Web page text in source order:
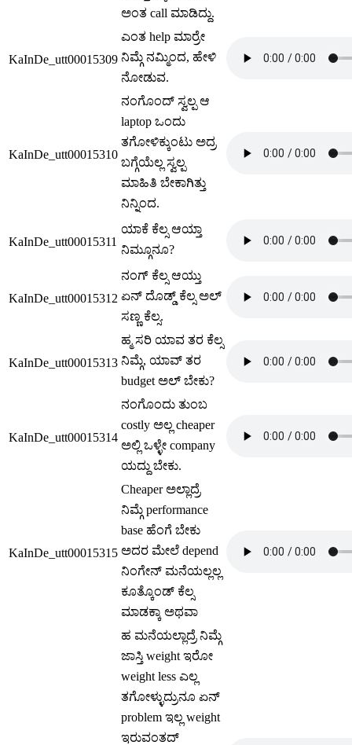
ಅಂತ call ಮಾಡಿದ್ದು.
KaInDe_utt00015309
ಎಂತ help ಮಾರ್ರೇ
ನಿಮ್ಗೆ ನಮ್ಮಿಂದ, ಹೇಳಿ
ನೋಡುವ.
KaInDe_utt00015310
ನಂಗೊಂದ್ ಸ್ವಲ್ಪ ಆ
laptop ಒಂದು
ತಗೋಳಿಕ್ಕುಂಟು ಅದ್ರ
ಬಗ್ಗೆಯೆಲ್ಲ ಸ್ವಲ್ಪ
ಮಾಹಿತಿ ಬೇಕಾಗಿತ್ತು
ನಿನ್ನಿಂದ.
KaInDe_utt00015311
ಯಾಕೆ ಕೆಲ್ಸ ಆಯ್ತಾ
ನಿಮ್ಗೂನೂ?
KaInDe_utt00015312
ನಂಗ್ ಕೆಲ್ಸ ಆಯ್ತು
ಏನ್ ದೊಡ್ಡ್ ಕೆಲ್ಸ ಅಲ್
ಸಣ್ಣ ಕೆಲ್ಸ.
KaInDe_utt00015313
ಹ್ಮ ಸರಿ ಯಾವ ತರ ಕೆಲ್ಸ
ನಿಮ್ಗೆ, ಯಾವ್ ತರ
budget ಅಲ್ ಬೇಕು?
KaInDe_utt00015314
ನಂಗೊಂದು ತುಂಬ
costly ಅಲ್ಲ cheaper
ಅಲ್ಲಿ ಒಳ್ಳೇ company
ಯದ್ದು ಬೇಕು.
KaInDe_utt00015315
Cheaper ಅಲ್ಲಾದ್ರೆ
ನಿಮ್ಗೆ performance
base ಹೆಂಗೆ ಬೇಕು
ಅದರ ಮೇಲೆ depend
ನಿಂಗೇನ್ ಮನೆಯಲ್ಲಲ್ಲ
ಕೂತ್ಕೊಂಡ್ ಕೆಲ್ಸ
ಮಾಡಕ್ಕಾ ಅಥವಾ
ಹ ಮನೆಯಲ್ಲಾದ್ರೆ ನಿಮ್ಗೆ
ಜಾಸ್ತಿ weight ಇರೋ
weight less ಎಲ್ಲ
ತಗೋಳ್ಳುದ್ರುನೂ ಏನ್
problem ಇಲ್ಲ weight
ಇರುವಂತದ್